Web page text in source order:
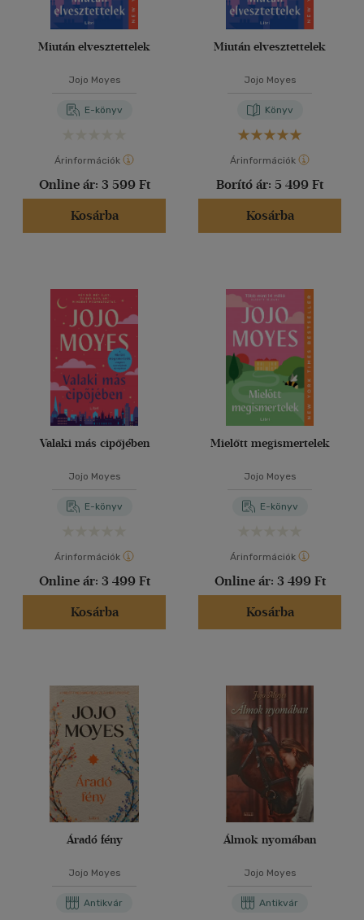
Miután elvesztettelek
Jojo Moyes
E-könyv
Árinformációk
Online ár: 3 599 Ft
Kosárba
Miután elvesztettelek
Jojo Moyes
Könyv
Árinformációk
Borító ár: 5 499 Ft
Kosárba
Valaki más cipőjében
Jojo Moyes
E-könyv
Árinformációk
Online ár: 3 499 Ft
Kosárba
Mielőtt megismertelek
Jojo Moyes
E-könyv
Árinformációk
Online ár: 3 499 Ft
Kosárba
Áradó fény
Jojo Moyes
Antikvár
Álmok nyomában
Jojo Moyes
Antikvár